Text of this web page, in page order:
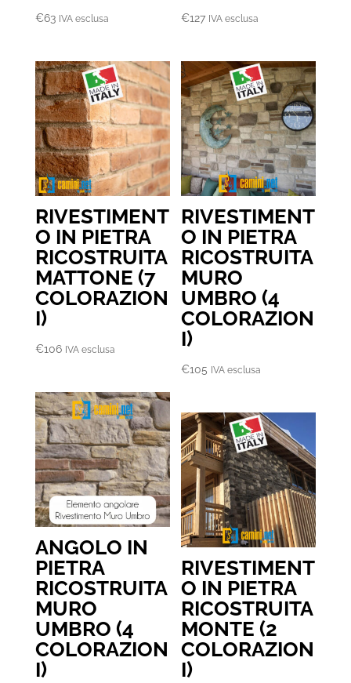
€63 IVA esclusa €127 IVA esclusa
RIVESTIMENT
O IN PIETRA
RICOSTRUITA
MATTONE (7
COLORAZION
I)
€106 IVA esclusa
RIVESTIMENT
O IN PIETRA
RICOSTRUITA
MURO
UMBRO (4
COLORAZION
I)
€105 IVA esclusa
ANGOLO IN
PIETRA
RICOSTRUITA
MURO
UMBRO (4
COLORAZION
I)
RIVESTIMENT
O IN PIETRA
RICOSTRUITA
MONTE (2
COLORAZION
I)